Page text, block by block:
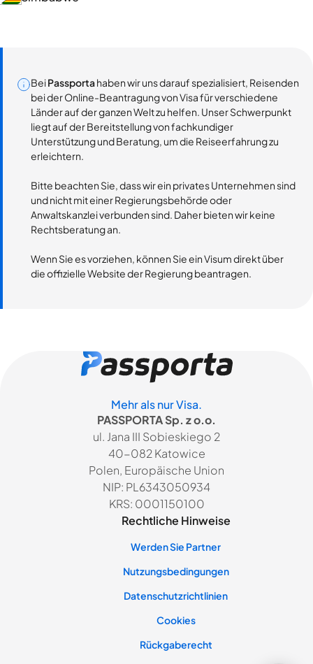
BeiPassportahaben wir uns darauf spezialisiert, Reisenden
bei der Online-Beantragung von Visa für verschiedene
Länder auf der ganzen Welt zu helfen. Unser Schwerpunkt
liegt auf der Bereitstellung von fachkundiger
Unterstützung und Beratung, um die Reiseerfahrung zu
erleichtern.
Bitte beachten Sie, dass wir ein privates Unternehmen sind
und nicht mit einer Regierungsbehörde oder
Anwaltskanzlei verbunden sind. Daher bieten wir keine
Rechtsberatung an.
Wenn Sie es vorziehen, können Sie ein Visum direkt über
die offizielle Website der Regierung beantragen.
Mehr als nur Visa.
PASSPORTA Sp. z o.o.
ul. Jana III Sobieskiego 2
40-082 Katowice
Polen, Europäische Union
NIP: PL6343050934
KRS: 0001150100
Rechtliche Hinweise
Werden Sie Partner
Nutzungsbedingungen
Datenschutzrichtlinien
Cookies
Rückgaberecht